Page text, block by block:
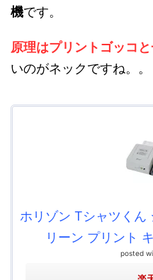
機です。
原理はプリントゴッコ
いのがネックですね。。
ホリゾン Tシャツくん
リーン プリント
posted